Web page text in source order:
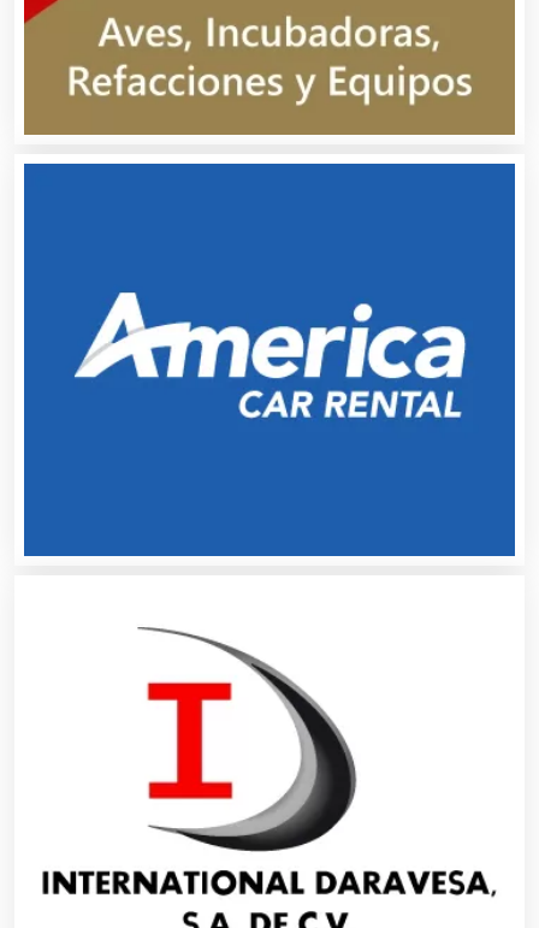
Aparatos y Equipos Eléctricos
Artesanías
Artículos de Oficina
Artículos Importados
Artículos para el Hogar
Artículos para Regalos